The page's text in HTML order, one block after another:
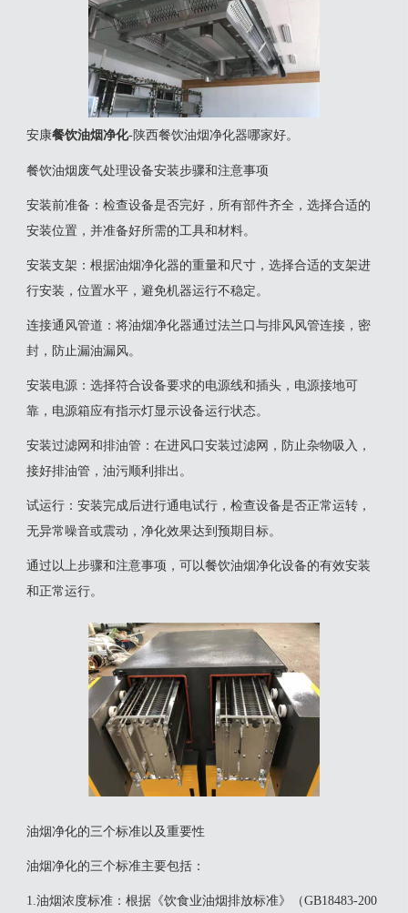
安康餐饮油烟净化-陕西餐饮油烟净化器哪家好。
餐饮油烟废气处理设备安装步骤和注意事项
‌安装前准备‌：检查设备是否完好，所有部件齐全，选择合适的
安装位置，并准备好所需的工具和材料‌。
‌安装支架‌：根据油烟净化器的重量和尺寸，选择合适的支架进
行安装，位置水平，避免机器运行不稳定‌。
‌连接通风管道‌：将油烟净化器通过法兰口与排风风管连接，密
封，防止漏油漏风‌。
‌安装电源‌：选择符合设备要求的电源线和插头，电源接地可
靠，电源箱应有指示灯显示设备运行状态‌。
‌安装过滤网和排油管‌：在进风口安装过滤网，防止杂物吸入，
接好排油管，油污顺利排出‌。
‌试运行‌：安装完成后进行通电试行，检查设备是否正常运转，
无异常噪音或震动，净化效果达到预期目标‌。
通过以上步骤和注意事项，可以餐饮油烟净化设备的有效安装
和正常运行。
油烟净化的三个标准以及重要性
‌油烟净化的三个标准‌主要包括：‌
‌1.油烟浓度标准‌：根据《饮食业油烟排放标准》（GB18483-200